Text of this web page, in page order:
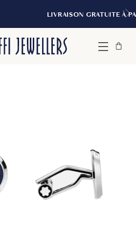
LIVRAISON GRATUITE À PARTIR DE 299 $*
Menu
Sac
Fermer